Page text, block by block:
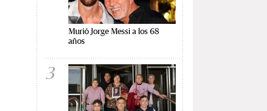
Murió Jorge Messi a los 68
años
3